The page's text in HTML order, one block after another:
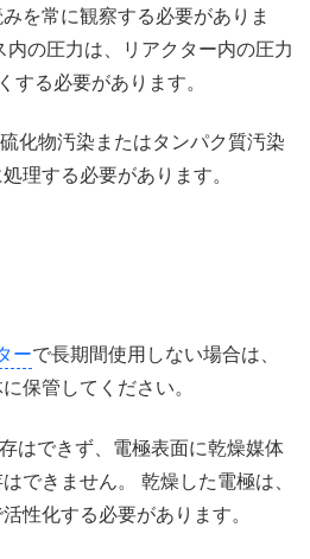
を常に観察する必要がありま
の圧力は、リアクター内の圧力
する必要があります。
化物汚染またはタンパク質汚染
理する必要があります。
ーで長期間使用しない場合は、
保管してください。
はできず、電極表面に乾燥媒体
できません。 乾燥した電極は、
性化する必要があります。